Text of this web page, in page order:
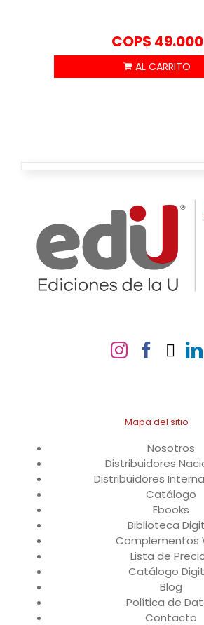
COP$ 49.000
Mapa del sitio
Nosotros
Distribuidores
Distribuidores
Catálogo
Ebooks
Biblioteca
Complementos
Lista de
Catálogo
Blog
Política de
Contacto